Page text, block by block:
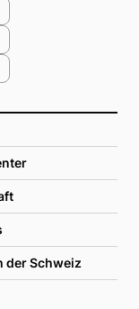
der Schweiz